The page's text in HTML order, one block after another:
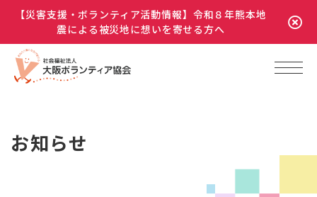
【災害支援・ボランティア活動情報】令和８年熊本地
震による被災地に想いを寄せる方へ
お知らせ